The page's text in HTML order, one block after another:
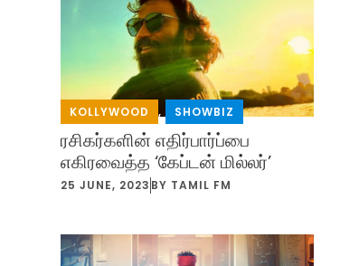
KOLLYWOOD , SHOWBIZ
ரசிகர்களின் எதிர்பார்ப்பை
எகிரவைத்த ‘கேப்டன் மில்லர்’
25 JUNE, 2023 BY TAMIL FM